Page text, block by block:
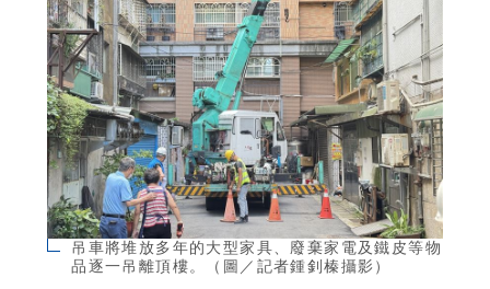
吊車將堆放多年的大型家具、廢棄家電及鐵皮等物
品逐一吊離頂樓。（圖／記者鍾釗榛攝影）